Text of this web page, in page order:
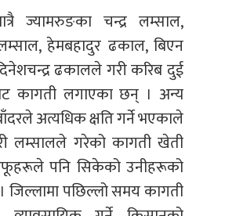
ज्यामरुङका चन्द्र लम्साल,
हेमबहादुर ढकाल, बिएन
ढकालले गरी करिब दुई
कागती लगाएका छन् । अन्य
अत्यधिक क्षति गर्ने भएकाले
लम्सालले गरेको कागती खेती
पनि सिकेको उनीहरूको
जिल्लामा पछिल्लो समय कागती